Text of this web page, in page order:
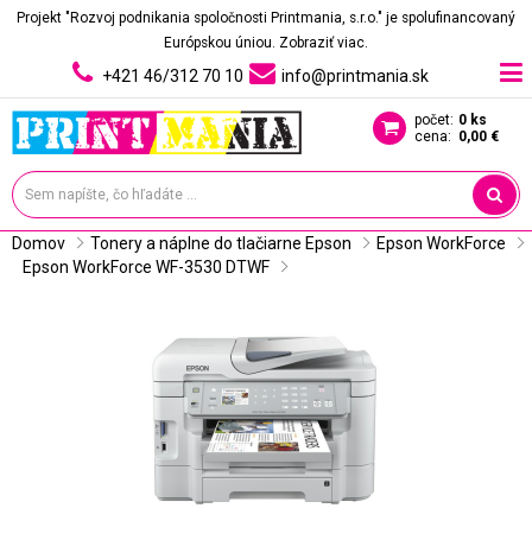
Projekt "Rozvoj podnikania spoločnosti Printmania, s.r.o." je spolufinancovaný
Európskou úniou. Zobraziť viac.
+421 46/312 70 10 info@printmania.sk
počet: 0 ks
cena: 0,00 €
Domov Tonery a náplne do tlačiarne Epson
Epson WorkForce
Epson WorkForce WF-3530 DTWF